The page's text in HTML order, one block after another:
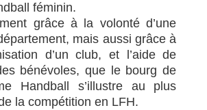
féminin.
grâce à la volonté d’une
mais aussi grâce à
d’un club, et l’aide de
bénévoles, que le bourg de
Handball s’illustre au plus
la compétition en LFH.